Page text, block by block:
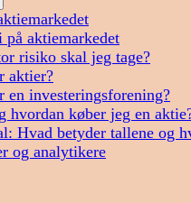
aktiemarkedet
risiko skal jeg tage?
aktier?
en investeringsforening?
hvordan køber jeg en
Hvad betyder tallene og
og analytikere